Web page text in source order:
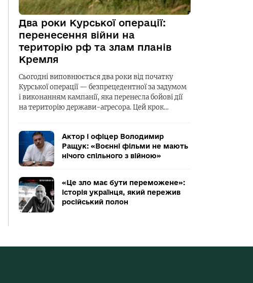
Два роки Курської операції:
перенесення війни на
територію рф та злам планів
Кремля
Сьогодні виповнюється два роки від початку
Курської операції — безпрецедентної за задумом
і виконанням кампанії, яка перенесла бойові дії
на територію держави-агресора. Цей крок…
Актор і офіцер Володимир
Ращук: «Воєнні фільми не мають
нічого спільного з війною»
«Це зло має бути переможене»:
історія українця, який пережив
російський полон